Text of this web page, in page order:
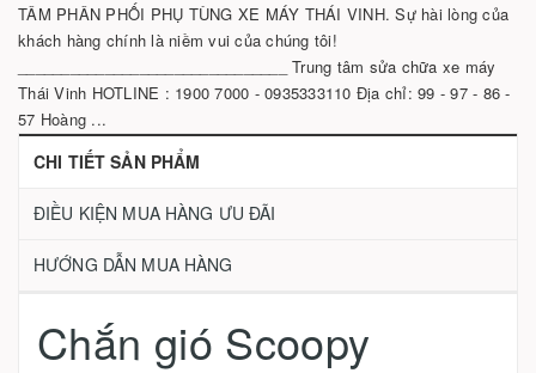
TÂM PHÂN PHỐI PHỤ TÙNG XE MÁY THÁI VINH. Sự hài lòng của
khách hàng chính là niềm vui của chúng tôi!
_______________________________ Trung tâm sửa chữa xe máy
Thái Vinh HOTLINE : 1900 7000 - 0935333110 Địa chỉ: 99 - 97 - 86 -
57 Hoàng ...
CHI TIẾT SẢN PHẨM
ĐIỀU KIỆN MUA HÀNG ƯU ĐÃI
HƯỚNG DẪN MUA HÀNG
Chắn gió Scoopy